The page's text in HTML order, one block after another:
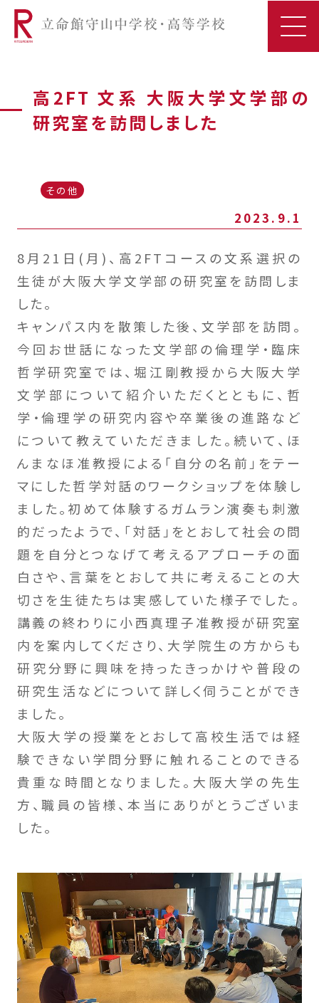
高2FT 文系 大阪大学文学部の
研究室を訪問しました
その他
2023.9.1
8月21日(月)、高2FTコースの文系選択の
生徒が大阪大学文学部の研究室を訪問しま
した。
キャンパス内を散策した後、文学部を訪問。
今回お世話になった文学部の倫理学・臨床
哲学研究室では、堀江剛教授から大阪大学
文学部について紹介いただくとともに、哲
学・倫理学の研究内容や卒業後の進路など
について教えていただきました。続いて、ほ
んまなほ准教授による「自分の名前」をテー
マにした哲学対話のワークショップを体験し
ました。初めて体験するガムラン演奏も刺激
的だったようで、「対話」をとおして社会の問
題を自分とつなげて考えるアプローチの面
白さや、言葉をとおして共に考えることの大
切さを生徒たちは実感していた様子でした。
講義の終わりに小西真理子准教授が研究室
内を案内してくださり、大学院生の方からも
研究分野に興味を持ったきっかけや普段の
研究生活などについて詳しく伺うことができ
ました。
大阪大学の授業をとおして高校生活では経
験できない学問分野に触れることのできる
貴重な時間となりました。大阪大学の先生
方、職員の皆様、本当にありがとうございま
した。